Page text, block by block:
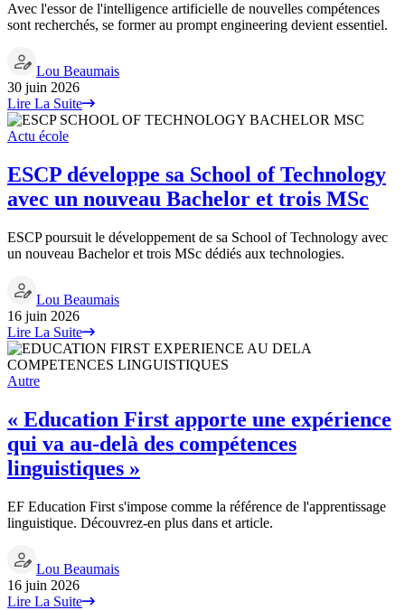
Avec l'essor de l'intelligence artificielle de nouvelles compétences
sont recherchés, se former au prompt engineering devient essentiel.
Lou Beaumais
30 juin 2026
Lire La Suite
Actu école
ESCP développe sa School of Technology
avec un nouveau Bachelor et trois MSc
ESCP poursuit le développement de sa School of Technology avec
un nouveau Bachelor et trois MSc dédiés aux technologies.
Lou Beaumais
16 juin 2026
Lire La Suite
Autre
« Education First apporte une expérience
qui va au-delà des compétences
linguistiques »
EF Education First s'impose comme la référence de l'apprentissage
linguistique. Découvrez-en plus dans et article.
Lou Beaumais
16 juin 2026
Lire La Suite